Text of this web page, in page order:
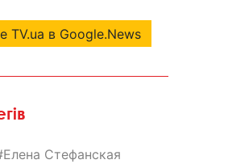
TV.ua в Google.News
Елена Стефанская